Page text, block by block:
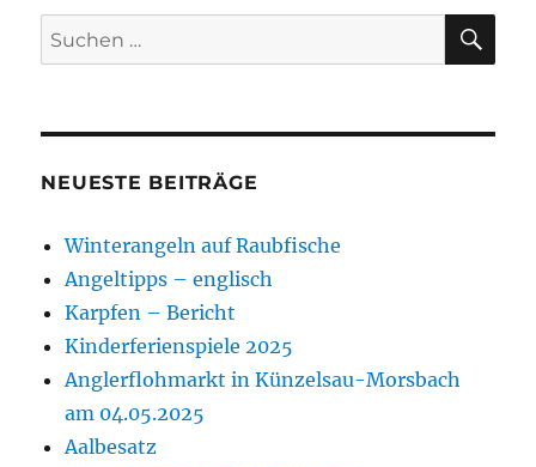
Suchen
nach:
NEUESTE BEITRÄGE
Winterangeln auf Raubfische
Angeltipps – englisch
Karpfen – Bericht
Kinderferienspiele 2025
Anglerflohmarkt in Künzelsau-Morsbach
am 04.05.2025
Aalbesatz